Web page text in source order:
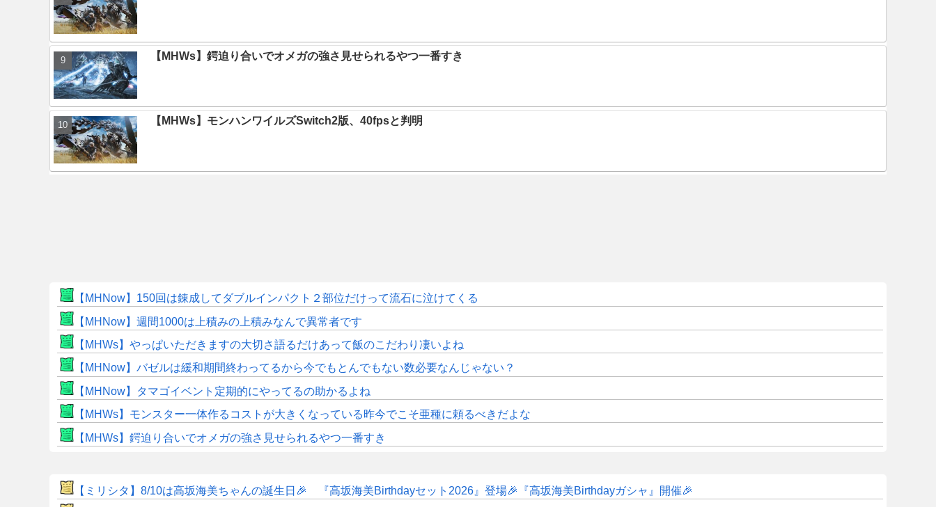
【MHWs】鍔迫り合いでオメガの強さ見せられるやつ一番すき
【MHWs】モンハンワイルズSwitch2版、40fpsと判明
【MHNow】150回は錬成してダブルインパクト２部位だけって流石に泣けてくる
【MHNow】週間1000は上積みの上積みなんで異常者です
【MHWs】やっぱいただきますの大切さ語るだけあって飯のこだわり凄いよね
【MHNow】バゼルは緩和期間終わってるから今でもとんでもない数必要なんじゃない？
【MHNow】タマゴイベント定期的にやってるの助かるよね
【MHWs】モンスター一体作るコストが大きくなっている昨今でこそ亜種に頼るべきだよな
【MHWs】鍔迫り合いでオメガの強さ見せられるやつ一番すき
【ミリシタ】8/10は高坂海美ちゃんの誕生日🎉 『高坂海美Birthdayセット2026』登場🎉『高坂海美Birthdayガシャ』開催🎉